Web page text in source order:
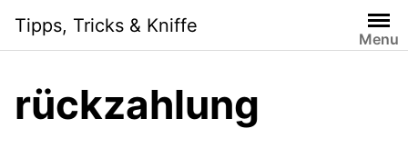
content
Tipps, Tricks & Kniffe
Menu
rückzahlung